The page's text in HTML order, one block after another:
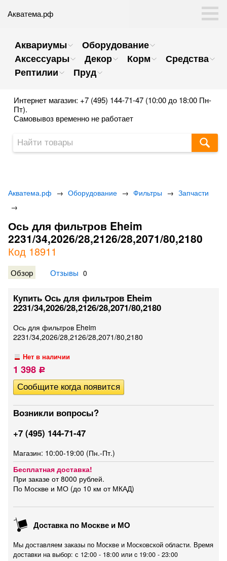
Акватема.рф
Аквариумы
Оборудование
Аксессуары
Декор Корм
Средства
Рептилии
Пруд
Интернет магазин: +7 (495) 144-71-47 (10:00 до 18:00 Пн-
Пт).
Самовывоз временно не работает
Акватема.рф → Оборудование → Фильтры → Запчасти
→
Ось для фильтров Eheim
2231/34,2026/28,2126/28,2071/80,2180
Код 18911
Обзор Отзывы 0
Купить Ось для фильтров Eheim
2231/34,2026/28,2126/28,2071/80,2180
Ось для фильтров Eheim
2231/34,2026/28,2126/28,2071/80,2180
Нет в наличии
1 398 Р
Возникли вопросы?
+7 (495) 144-71-47
Магазин: 10:00-19:00 (Пн.-Пт.)
Бесплатная доставка!
При заказе от 8000 рублей.
По Москве и МО (до 10 км от МКАД)
Доставка по Москве и МО
Мы доставляем заказы по Москве и Московской области. Время
доставки на выбор: с 12:00 - 18:00 или c 19:00 - 23:00